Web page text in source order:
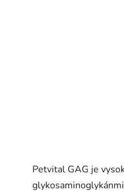
Petvital GAG je